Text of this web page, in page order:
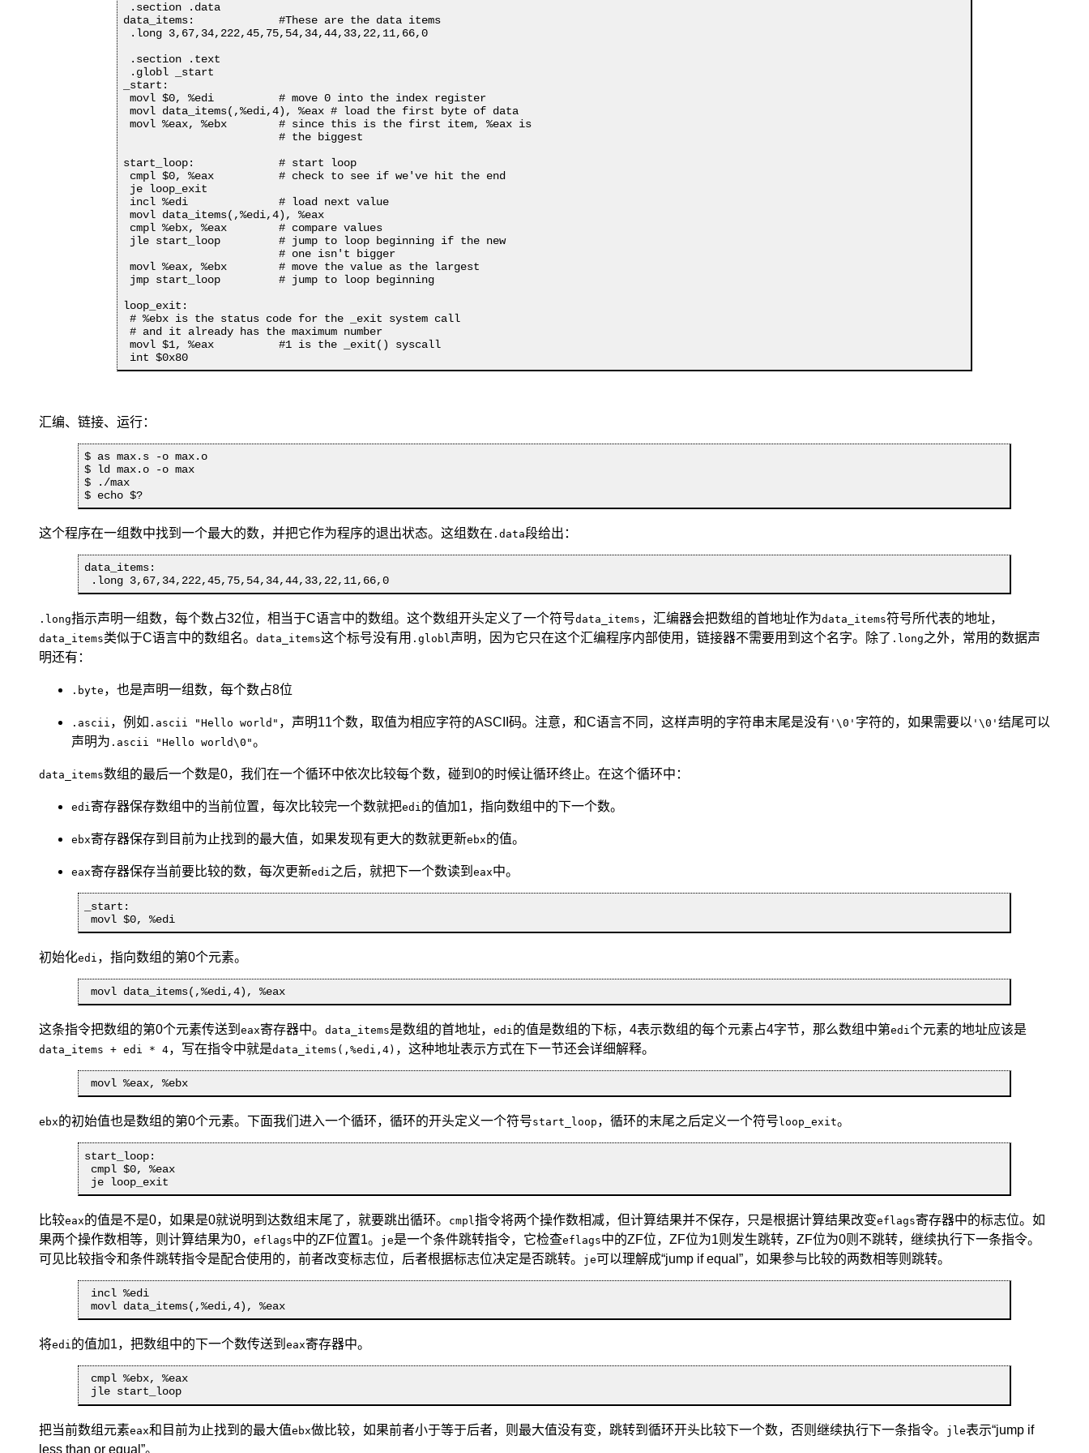
.section .data
data_items: 		#These are the data items
.long 3,67,34,222,45,75,54,34,44,33,22,11,66,0
.section .text
.globl _start
_start:
movl $0, %edi  	# move 0 into the index register
movl data_items(,%edi,4), %eax # load the first byte of data
movl %eax, %ebx 	# since this is the first item, %eax is
			# the biggest
start_loop: 		# start loop
cmpl $0, %eax  	# check to see if we've hit the end
je loop_exit
incl %edi 		# load next value
movl data_items(,%edi,4), %eax
cmpl %ebx, %eax 	# compare values
jle start_loop 	# jump to loop beginning if the new
movl %eax, %ebx 	# move the value as the largest
jmp start_loop 	# jump to loop beginning
loop_exit:
# %ebx is the status code for the _exit system call
# and it already has the maximum number
movl $1, %eax  	#1 is the _exit() syscall
int $0x80
汇编、链接、运行：
$ as max.s -o max.o
$ ld max.o -o max
$ ./max
这个程序在一组数中找到一个最大的数，并把它作为程序的退出状态。这组数在 .data段给出：
data_items:
.long 3,67,34,222,45,75,54,34,44,33,22,11,66,0
.long指示声明一组数，每个数占32位，相当于C语言中的数组。这个数组开头定义了一个符号data_items ，汇编器会把数组的首地址作为data_items符号所代表的地址，
data_items类似于C语言中的数组名。 data_items这个标号没有用 .globl声明，因为它只在这个汇编程序内部使用，链接器不需要用到这个名字。除了 .long之外，常用的数据声
明还有：
.byte ，也是声明一组数，每个数占8位
.ascii ，例如 .ascii "Hello world" ，声明11个数，取值为相应字符的ASCII码。注意，和C语言不同，这样声明的字符串末尾是没有 '\0' 字符的，如果需要以 '\0' 结尾可以
声明为 .ascii "Hello world\0"。
data_items数组的最后一个数是0，我们在一个循环中依次比较每个数，碰到0的时候让循环终止。在这个循环中：
edi寄存器保存数组中的当前位置，每次比较完一个数就把edi的值加1，指向数组中的下一个数。
ebx寄存器保存到目前为止找到的最大值，如果发现有更大的数就更新ebx的值。
eax寄存器保存当前要比较的数，每次更新edi之后，就把下一个数读到 eax中。
_start:
movl $0, %edi
初始化edi ，指向数组的第0个元素。
movl data_items(,%edi,4), %eax
这条指令把数组的第0个元素传送到 eax寄存器中。 data_items是数组的首地址， edi的值是数组的下标，4表示数组的每个元素占4字节，那么数组中第edi个元素的地址应该是
data_items + edi * 4，写在指令中就是data_items(,%edi,4) ，这种地址表示方式在下一节还会详细解释。
movl %eax, %ebx
ebx 的初始值也是数组的第0个元素。下面我们进入一个循环，循环的开头定义一个符号start_loop ，循环的末尾之后定义一个符号 loop_exit。
start_loop:
cmpl $0, %eax
je loop_exit
比较eax的值是不是0，如果是0就说明到达数组末尾了，就要跳出循环。 cmpl 指令将两个操作数相减，但计算结果并不保存，只是根据计算结果改变eflags寄存器中的标志位。如
果两个操作数相等，则计算结果为0， eflags中的ZF位置1。 je是一个条件跳转指令，它检查eflags中的ZF位，ZF位为1则发生跳转，ZF位为0则不跳转，继续执行下一条指令。
可见比较指令和条件跳转指令是配合使用的，前者改变标志位，后者根据标志位决定是否跳转。
je可以理解成“jump if equal ”，如果参与比较的两数相等则跳转。
incl %edi
movl data_items(,%edi,4), %eax
将edi的值加1，把数组中的下一个数传送到 eax寄存器中。
cmpl %ebx, %eax
jle start_loop
把当前数组元素eax和目前为止找到的最大值ebx做比较，如果前者小于等于后者，则最大值没有变，跳转到循环开头比较下一个数，否则继续执行下一条指令。 jle表示“jump if
less than or equal ”。